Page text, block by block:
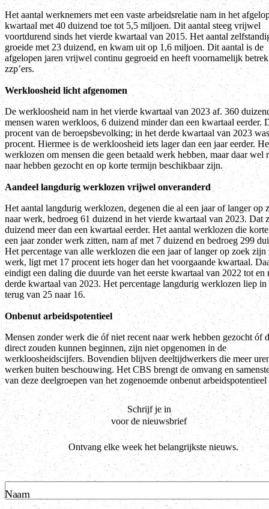
Het aantal werknemers met een vaste arbeidsrelatie nam in het
kwartaal met 40 duizend toe tot 5,5 miljoen. Dit aantal steeg vrijwel
voortdurend sinds het vierde kwartaal van 2015. Het aantal
groeide met 23 duizend, en kwam uit op 1,6 miljoen. Dit aantal is de
afgelopen jaren vrijwel continu gegroeid en heeft voornamelijk
zzp’ers.
Werkloosheid licht afgenomen
De werkloosheid nam in het vierde kwartaal van 2023 af. 360
mensen waren werkloos, 6 duizend minder dan een kwartaal eerder.
procent van de beroepsbevolking; in het derde kwartaal van 2023
procent. Hiermee is de werkloosheid iets lager dan een jaar eerder.
werklozen om mensen die geen betaald werk hebben, maar daar wel
naar hebben gezocht en op korte termijn beschikbaar zijn.
Aandeel langdurig werklozen vrijwel onveranderd
Het aantal langdurig werklozen, degenen die al een jaar of langer op
naar werk, bedroeg 61 duizend in het vierde kwartaal van 2023. Dat
duizend meer dan een kwartaal eerder. Het aantal werklozen die
een jaar zonder werk zitten, nam af met 7 duizend en bedroeg 299
Het percentage van alle werklozen die een jaar of langer op zoek zijn
werk, ligt met 17 procent iets hoger dan het voorgaande kwartaal.
eindigt een daling die duurde van het eerste kwartaal van 2022 tot en
derde kwartaal van 2023. Het percentage langdurig werklozen liep
terug van 25 naar 16.
Onbenut arbeidspotentieel
Mensen zonder werk die óf niet recent naar werk hebben gezocht óf
direct zouden kunnen beginnen, zijn niet opgenomen in de
werkloosheidscijfers. Bovendien blijven deeltijdwerkers die meer
werken buiten beschouwing. Het CBS brengt de omvang en
van deze deelgroepen van het zogenoemde onbenut
Schrijf je in
voor de nieuwsbrief
Ontvang elke week het belangrijkste nieuws.
Naam